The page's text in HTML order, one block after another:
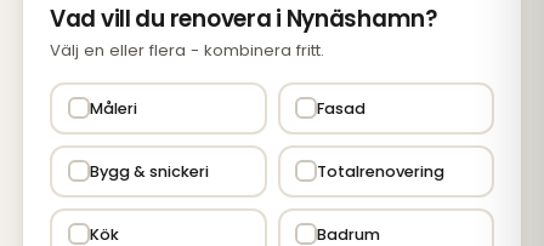
Vad vill du renovera i Nynäshamn?
Välj en eller flera - kombinera fritt.
Måleri Fasad
Bygg & snickeri Totalrenovering
Kök Badrum